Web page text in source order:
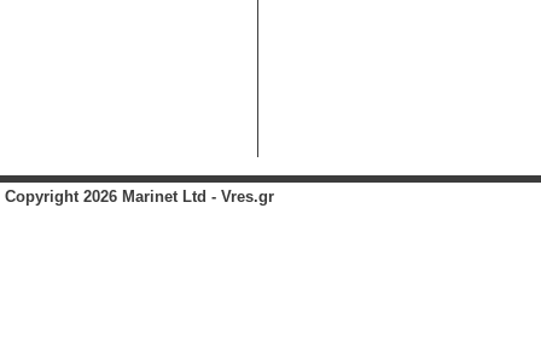
Copyright 2026 Marinet Ltd - Vres.gr